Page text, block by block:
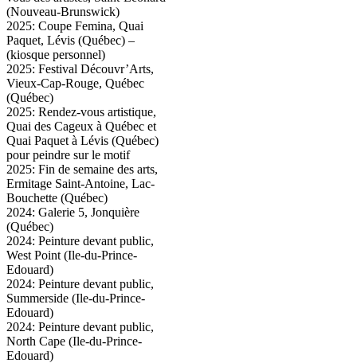
(Nouveau-Brunswick)
2025: Coupe Femina, Quai
Paquet, Lévis (Québec) –
(kiosque personnel)
2025: Festival Découvr’Arts,
Vieux-Cap-Rouge, Québec
(Québec)
2025: Rendez-vous artistique,
Quai des Cageux à Québec et
Quai Paquet à Lévis (Québec)
pour peindre sur le motif
2025: Fin de semaine des arts,
Ermitage Saint-Antoine, Lac-
Bouchette (Québec)
2024: Galerie 5, Jonquière
(Québec)
2024: Peinture devant public,
West Point (Ile-du-Prince-
Edouard)
2024: Peinture devant public,
Summerside (Ile-du-Prince-
Edouard)
2024: Peinture devant public,
North Cape (Ile-du-Prince-
Edouard)